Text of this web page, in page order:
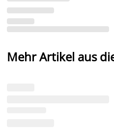
Mehr Artikel aus